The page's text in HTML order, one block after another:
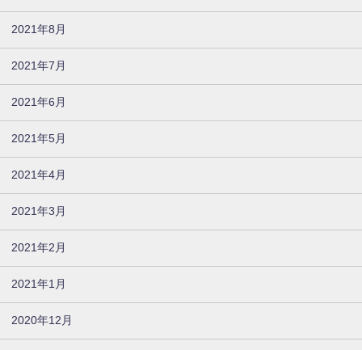
2021年8月
2021年7月
2021年6月
2021年5月
2021年4月
2021年3月
2021年2月
2021年1月
2020年12月